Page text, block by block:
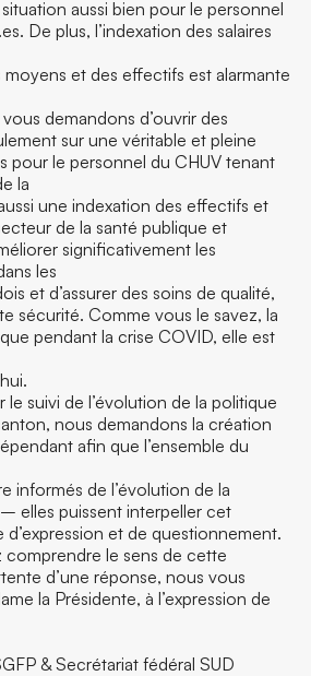
situation aussi bien pour le personnel
De plus, l’indexation des salaires
et des effectifs est alarmante
demandons d’ouvrir des
sur une véritable et pleine
pour le personnel du CHUV tenant
la
une indexation des effectifs et
de la santé publique et
significativement les
les
et d’assurer des soins de qualité,
sécurité. Comme vous le savez, la
pendant la crise COVID, elle est
le suivi de l’évolution de la politique
nous demandons la création
afin que l’ensemble du
informés de l’évolution de la
elles puissent interpeller cet
et de questionnement.
comprendre le sens de cette
d’une réponse, nous vous
la Présidente, à l’expression de
& Secrétariat fédéral SUD